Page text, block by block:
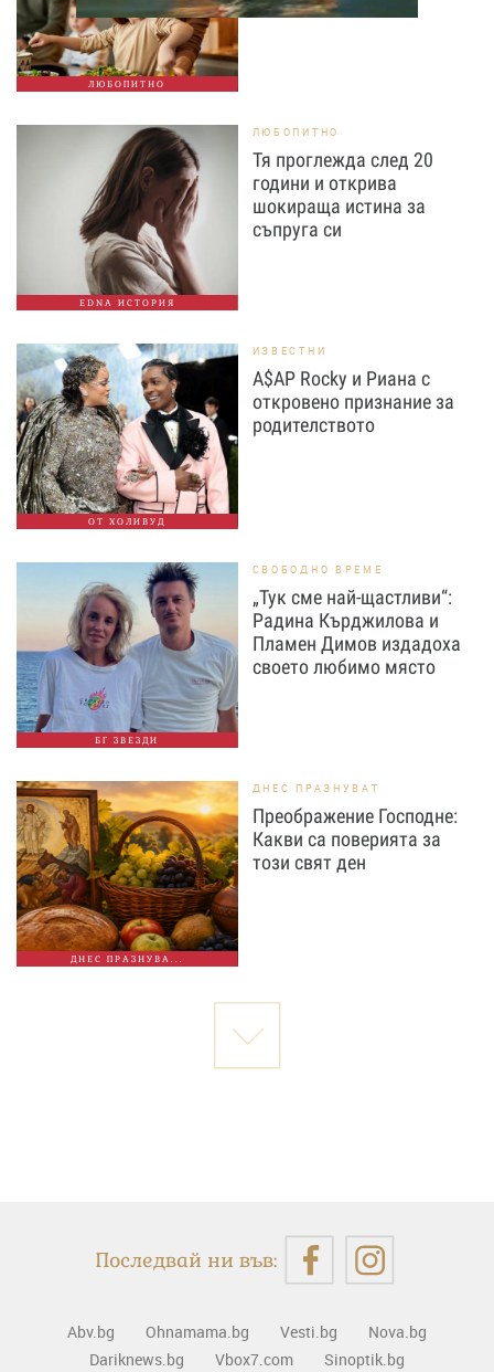
ЛЮБОПИТНО
EDNA ИСТОРИЯ
ЛЮБОПИТНО
Тя проглежда след 20
години и открива
шокираща истина за
съпруга си
ОТ ХОЛИВУД
ИЗВЕСТНИ
A$AP Rocky и Риана с
откровено признание за
родителството
БГ ЗВЕЗДИ
СВОБОДНО ВРЕМЕ
„Тук сме най-щастливи“:
Радина Кърджилова и
Пламен Димов издадоха
своето любимо място
ДНЕС ПРАЗНУВА...
ДНЕС ПРАЗНУВАТ
Преображение Господне:
Какви са поверията за
този свят ден
Последвай ни във:
Abv.bg Ohnamama.bg Vesti.bg
Nova.bg
Dariknews.bg
Vbox7.com Sinoptik.bg